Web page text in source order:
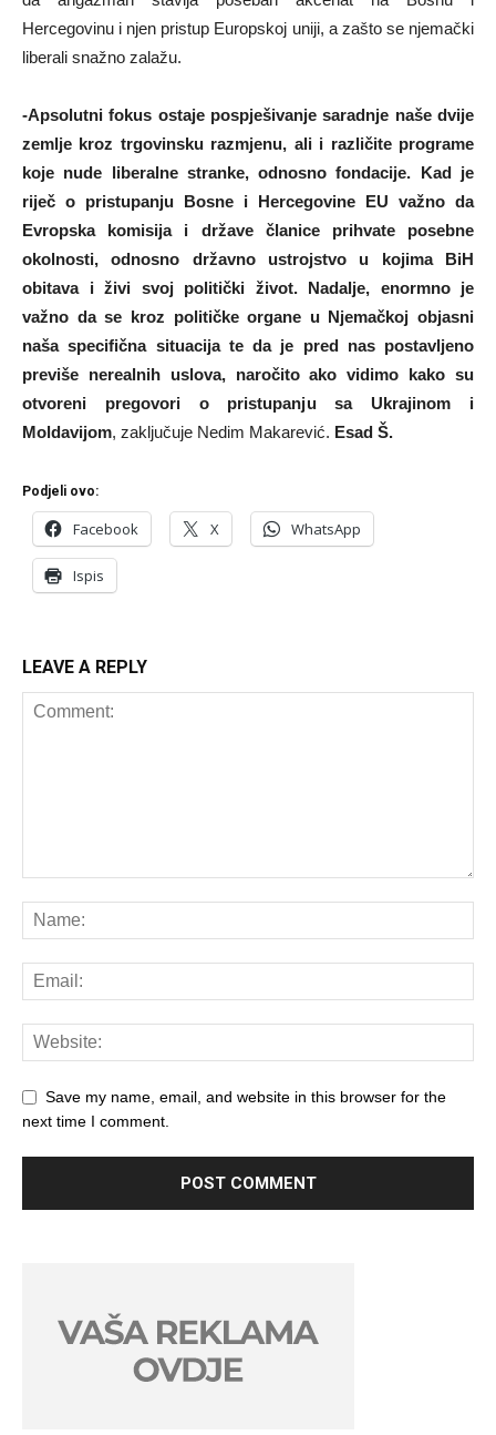
Hercegovinu i njen pristup Europskoj uniji, a zašto se njemački
liberali snažno zalažu.
-Apsolutni fokus ostaje pospješivanje saradnje naše dvije
zemlje kroz trgovinsku razmjenu, ali i različite programe
koje nude liberalne stranke, odnosno fondacije. Kad je
riječ o pristupanju Bosne i Hercegovine EU važno da
Evropska komisija i države članice prihvate posebne
okolnosti, odnosno državno ustrojstvo u kojima BiH
obitava i živi svoj politički život. Nadalje, enormno je
važno da se kroz političke organe u Njemačkoj objasni
naša specifična situacija te da je pred nas postavljeno
previše nerealnih uslova, naročito ako vidimo kako su
otvoreni pregovori o pristupanju sa Ukrajinom i
Moldavijom, zaključuje Nedim Makarević. Esad Š.
Podjeli ovo:
Facebook X WhatsApp
Ispis
LEAVE A REPLY
Save my name, email, and website in this browser for the
next time I comment.